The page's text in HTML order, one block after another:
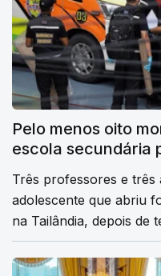
Pelo menos oito
escola secundária
Três professores e
adolescente que abriu
na Tailândia, depois de